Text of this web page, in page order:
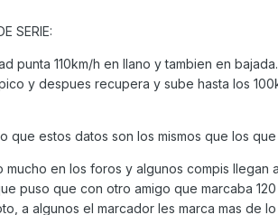
SERIE:
punta 110km/h en llano y tambien en
y despues recupera y sube hasta los
que estos datos son los mismos que los
mucho en los foros y algunos compis llegan
puso que con otro amigo que marcaba
a algunos el marcador les marca mas de